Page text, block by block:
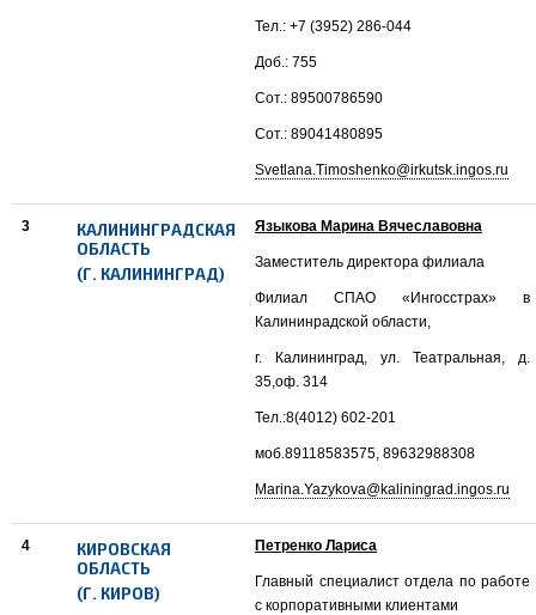
Тел.: +7 (3952) 286-044
Доб.: 755
Сот.: 89500786590
Сот.: 89041480895
Svetlana.Timoshenko@irkutsk.ingos.ru
3
КАЛИНИНГРАДСКАЯ
ОБЛАСТЬ
(Г. КАЛИНИНГРАД)
Языкова Марина Вячеславовна
Заместитель директора филиала
Филиал СПАО «Ингосстрах» в
Калининрадской области,
г. Калининград, ул. Театральная, д.
35,оф. 314
Тел.:8(4012) 602-201
моб.89118583575, 89632988308
Marina.Yazykova@kaliningrad.ingos.ru
4
КИРОВСКАЯ
ОБЛАСТЬ
(Г. КИРОВ)
Петренко Лариса
Главный специалист отдела по работе
с корпоративными клиентами